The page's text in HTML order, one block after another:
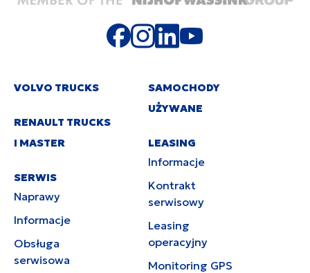
VOLVO TRUCKS
RENAULT TRUCKS
I MASTER
SERWIS
Naprawy
Informacje
Obsługa
serwisowa
SAMOCHODY
UŻYWANE
LEASING
Informacje
Kontrakt
serwisowy
Leasing
operacyjny
Monitoring GPS